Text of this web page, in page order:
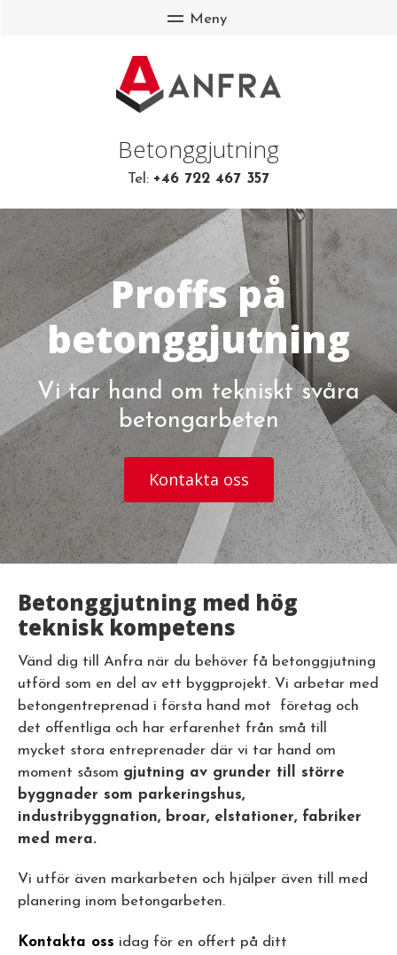
Betonggjutning
Tel: +46 722 467 357
Proffs på
betonggjutning
Vi tar hand om tekniskt svåra
betongarbeten
Kontakta oss
Betonggjutning med hög
teknisk kompetens
Vänd dig till Anfra när du behöver få betonggjutning
utförd som en del av ett byggprojekt. Vi arbetar med
betongentreprenad i första hand mot företag och
det offentliga och har erfarenhet från små till
mycket stora entreprenader där vi tar hand om
moment såsom gjutning av grunder till större
byggnader som parkeringshus,
industribyggnation, broar, elstationer, fabriker
med mera.
Vi utför även markarbeten och hjälper även till med
planering inom betongarbeten.
Kontakta oss idag för en offert på ditt